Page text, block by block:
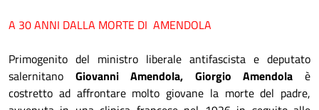
A 30 ANNI DALLA MORTE DI AMENDOLA
Primogenito del ministro liberale antifascista e deputato
salernitano Giovanni Amendola, Giorgio Amendola è
costretto ad affrontare molto giovane la morte del padre,